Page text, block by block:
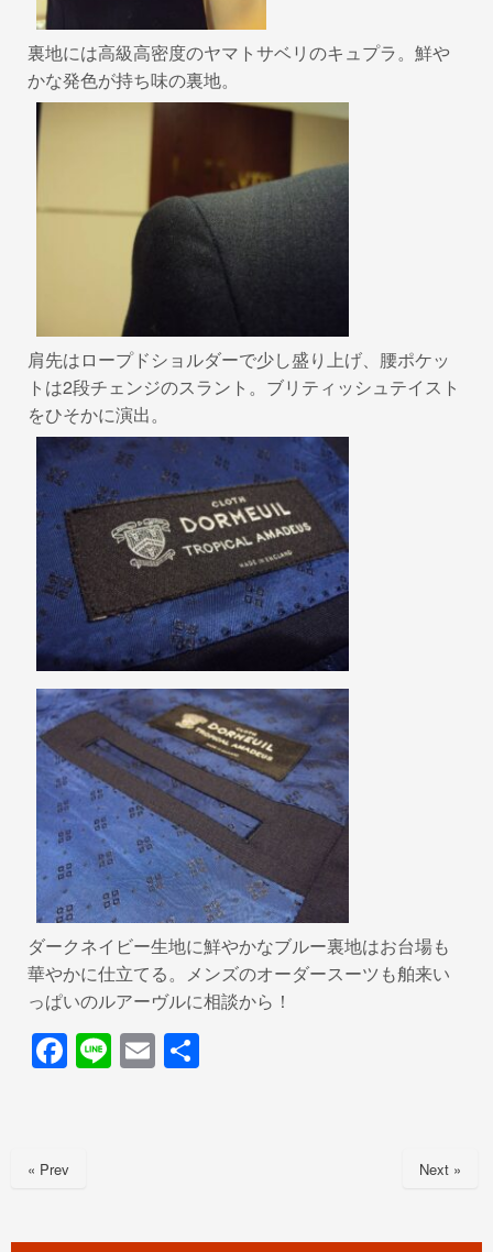
裏地には高級高密度のヤマトサベリのキュプラ。鮮や
かな発色が持ち味の裏地。
肩先はロープドショルダーで少し盛り上げ、腰ポケッ
トは2段チェンジのスラント。ブリティッシュテイスト
をひそかに演出。
ダークネイビー生地に鮮やかなブルー裏地はお台場も
華やかに仕立てる。メンズのオーダースーツも舶来い
っぱいのルアーヴルに相談から！
F
a
e
Li
n
E
m
« Prev Next »